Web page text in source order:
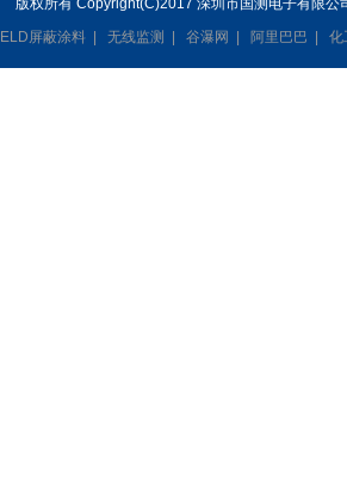
版权所有 Copyright(C)2017 深圳市国测电子有限公
屏蔽涂料 无线监测 谷瀑网 阿里巴巴 化